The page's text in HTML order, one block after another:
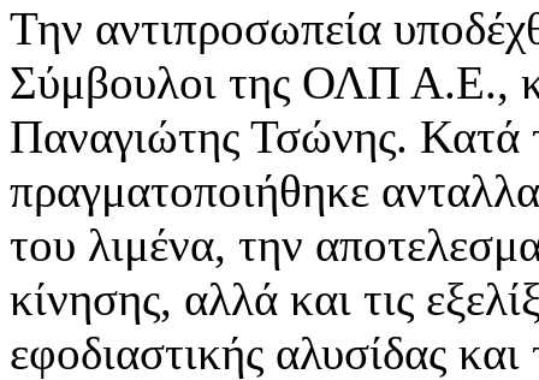
Την αντιπροσωπεία
Σύμβουλοι της ΟΛΠ Α.Ε.,
Παναγιώτης Τσώνης. Κατά
πραγματοποιήθηκε
του λιμένα, την
κίνησης, αλλά και τις
εφοδιαστικής αλυσίδας